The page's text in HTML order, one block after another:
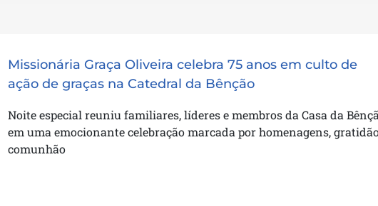
Missionária Graça Oliveira celebra 75 anos em culto de
ação de graças na Catedral da Bênção
Noite especial reuniu familiares, líderes e membros da Casa da
em uma emocionante celebração marcada por homenagens,
comunhão